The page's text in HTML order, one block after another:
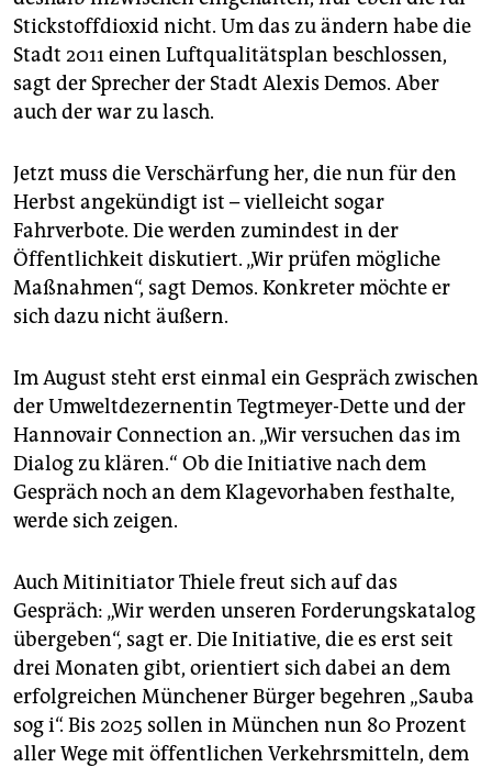
Stickstoffdioxid nicht. Um das zu ändern habe die
Stadt 2011 einen Luftqualitätsplan beschlossen,
sagt der Sprecher der Stadt Alexis Demos. Aber
auch der war zu lasch.
Jetzt muss die Verschärfung her, die nun für den
Herbst angekündigt ist – vielleicht sogar
Fahrverbote. Die werden zumindest in der
Öffentlichkeit diskutiert. „Wir prüfen mögliche
Maßnahmen“, sagt Demos. Konkreter möchte er
sich dazu nicht äußern.
Im August steht erst einmal ein Gespräch zwischen
der Umweltdezernentin Tegtmeyer-Dette und der
Hannovair Connection an. „Wir versuchen das im
Dialog zu klären.“ Ob die Initiative nach dem
Gespräch noch an dem Klagevorhaben festhalte,
werde sich zeigen.
Auch Mitinitiator Thiele freut sich auf das
Gespräch: „Wir werden unseren Forderungskatalog
übergeben“, sagt er. Die Initiative, die es erst seit
drei Monaten gibt, orientiert sich dabei an dem
erfolgreichen Münchener Bürger begehren „Sauba
sog i“. Bis 2025 sollen in München nun 80 Prozent
aller Wege mit öffentlichen Verkehrsmitteln, dem